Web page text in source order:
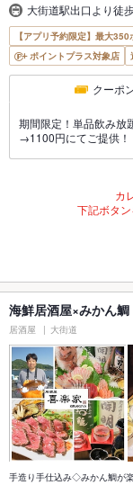
大街道駅出口より徒
【アプリ予約限定】最大
ポイントプラス対象店
クーポ
期間限定！単品飲み
→1100円にてご提供！
カ
下記ボタ
海鮮居酒屋×みか
居酒屋 大街道
手造り手仕込み◇みかん鯛が